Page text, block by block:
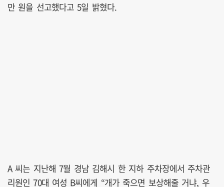
만 원을 선고했다고 5일 밝혔다.
A 씨는 지난해 7월 경남 김해시 한 지하 주차장에서 주차관
리원인 70대 여성 B씨에게 “개가 죽으면 보상해줄 거냐, 우